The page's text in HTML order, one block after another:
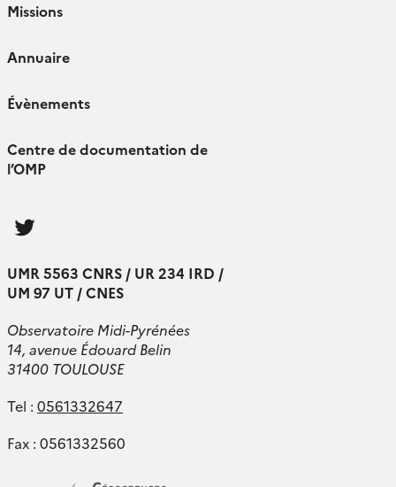
Missions
Annuaire
Évènements
Centre de documentation de
l’OMP
UMR 5563 CNRS / UR 234 IRD /
UM 97 UT / CNES
Observatoire Midi-Pyrénées
14, avenue Édouard Belin
31400 TOULOUSE
Tel : 0561332647
Fax : 0561332560